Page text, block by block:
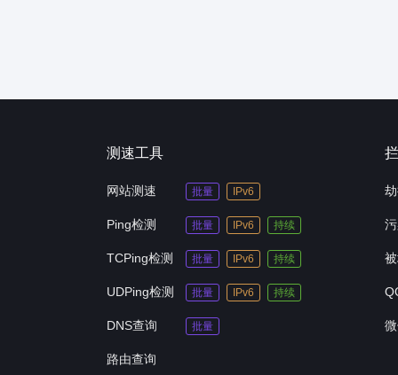
测速工具
网站测速 批量 IPv6
Ping检测 批量 IPv6 持续
TCPing检测 批量 IPv6 持续
UDPing检测 批量 IPv6 持续
DNS查询 批量
路由查询